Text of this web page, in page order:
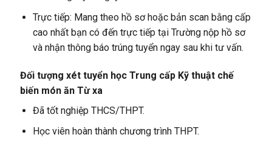
Trực tiếp: Mang theo hồ sơ hoặc bản scan bằng cấp
cao nhất bạn có đến trực tiếp tại Trường nộp hồ sơ
và nhận thông báo trúng tuyển ngay sau khi tư vấn.
Đối tượng xét tuyển học Trung cấp Kỹ thuật chế
biến món ăn Từ xa
Đã tốt nghiệp THCS/THPT.
Học viên hoàn thành chương trình THPT.